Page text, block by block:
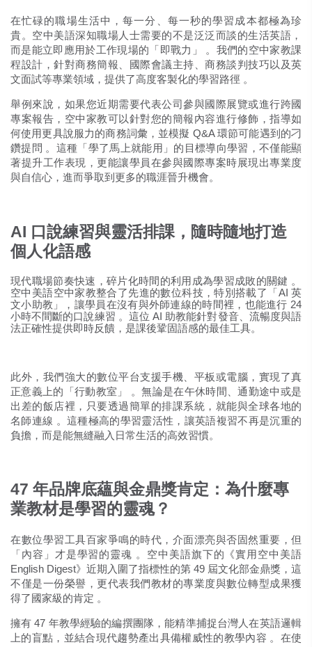
在忙碌的職場生活中，每一分、每一秒的學習成本都極為珍
貴。空中美語深知職場人士需要的不是泛泛而談的生活英語，
而是能立即應用於工作現場的「即戰力」 。我們的空中家教課
程設計，針對商務簡報、國際會議主持、商務談判技巧以及英
文面試等專業領域，提供了高度客製化的學習路徑 。
舉例來說，如果您近期需要代表公司參與國際展覽或進行跨國
專案報告，空中家教可以針對您的簡報內容進行修飾，指導如
何使用更具說服力的商務詞彙，並模擬 Q&A 環節可能遇到的刁
鑽提問 。這種「學了馬上就能用」的目標導向學習，不僅能顯
著提升工作表現，更能讓學員在參與國際專案時展現出專業度
與自信心，進而爭取到更多的職涯晉升機會。
AI 口說練習與靈活排課，隨時隨地打造
個人化語感
現代職場節奏快速，碎片化時間的利用成為學習成敗的關鍵 。
空中美語空中家教整合了先進的數位科技，特別搭載了「AI 英
文小助教」，讓學員在沒有與外師連線的時間裡，也能進行 24
小時不間斷的口說練習 。這位 AI 助教能針對發音、流暢度與語
法正確性提供即時反饋，是課後鞏固語感的最佳工具。
此外，我們強大的數位平台支援手機、平板或電腦，實現了真
正意義上的「行動教室」
。無論是在午休時間、通勤途中或是
出差的飯店裡，只要透過簡單的排課系統，就能與全球各地的
名師連線 。這種極高的學習靈活性，讓英語複習不再是沉重的
負擔，而是能無縫融入日常生活的高效習慣。
47 年品牌底蘊與金鼎獎肯定：為什麼專
業教材是學習的靈魂？
在數位學習工具百家爭鳴的時代，介面漂亮與否固然重要，但
「內容」才是學習的靈魂 。空中美語旗下的《實用空中美語
English Digest》近期入圍了指標性的第 49 屆文化部金鼎獎，這
不僅是一份榮譽，更代表我們教材的專業度與數位轉型成果獲
得了國家級的肯定 。
擁有 47 年教學經驗的編撰團隊，能精準捕捉台灣人在英語邏輯
上的盲點，並結合現代趨勢產出具備權威性的教學內容 。在使